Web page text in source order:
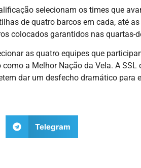
selecionam os times que
de quatro barcos em cada, até
colocados garantidos nas quartas-
as quatro equipes que
a Melhor Nação da Vela. A SSL
dar um desfecho dramático para
Telegram